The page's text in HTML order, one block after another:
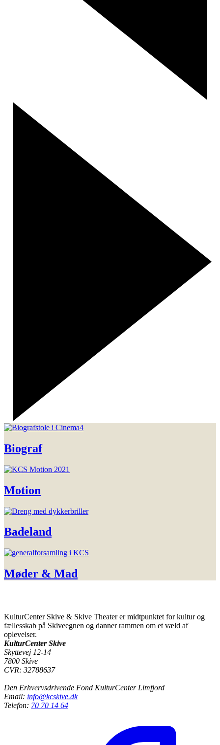
Biograf
Motion
Badeland
Møder & Mad
KulturCenter Skive & Skive Theater er midtpunktet for kultur og
fællesskab på Skiveegnen og danner rammen om et væld af
oplevelser.
KulturCenter Skive
Skyttevej 12-14
7800 Skive
CVR: 32788637
Den Erhvervsdrivende Fond KulturCenter Limfjord
Email: info@kcskive.dk
Telefon: 70 70 14 64